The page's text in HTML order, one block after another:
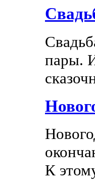
пары.
К